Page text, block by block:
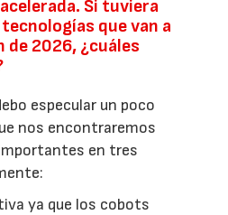
Si tuviera
que van a
de 2026, ¿cuáles
especular un poco
nos encontraremos
en tres
ya que los cobots